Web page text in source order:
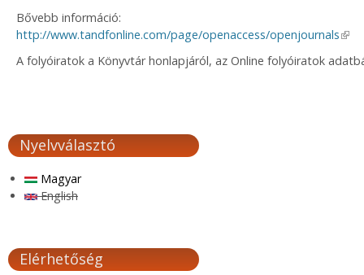
Bővebb információ:
http://www.tandfonline.com/page/openaccess/openjournals
A folyóiratok a Könyvtár honlapjáról, az Online folyóiratok
Nyelvválasztó
Magyar
English
Elérhetőség